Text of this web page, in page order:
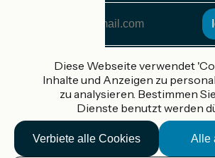
Adresse
Gefördert im Rahmen von
Accueil Vélo Pro
Diese Webseite verwendet
Inhalte und Anzeigen zu
zu analysieren. Bestimmen
Dienste benutzt werden
Alle
Verbiete alle Cookies